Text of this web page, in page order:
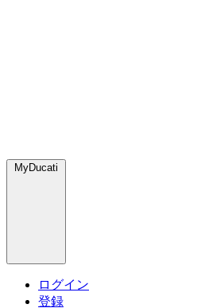
MyDucati
ログイン
登録